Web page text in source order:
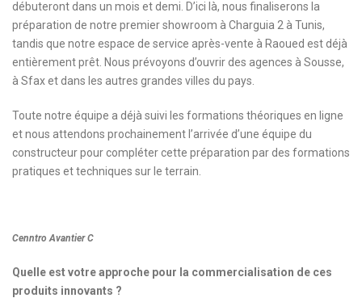
débuteront dans un mois et demi. D’ici là, nous finaliserons la
préparation de notre premier showroom à Charguia 2 à Tunis,
tandis que notre espace de service après-vente à Raoued est déjà
entièrement prêt. Nous prévoyons d’ouvrir des agences à Sousse,
à Sfax et dans les autres grandes villes du pays.
Toute notre équipe a déjà suivi les formations théoriques en ligne
et nous attendons prochainement l’arrivée d’une équipe du
constructeur pour compléter cette préparation par des formations
pratiques et techniques sur le terrain.
Cenntro Avantier C
Quelle est votre approche pour la commercialisation de ces
produits innovants ?